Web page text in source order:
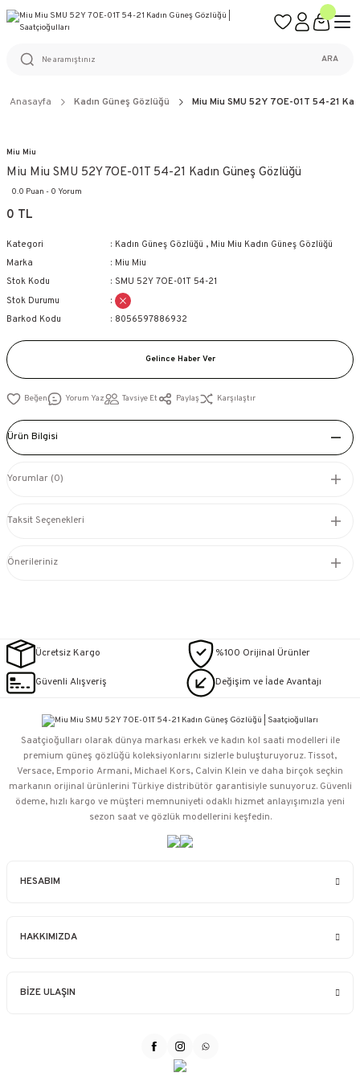
%100 ORİJİNAL ÜRÜN GARANTİSİ
ARA
Anasayfa Kadın Güneş Gözlüğü Miu Miu SMU 52Y 7OE-01T 54-21
Miu Miu
Miu Miu SMU 52Y 7OE-01T 54-21 Kadın Güneş Gözlüğü
0.0 Puan - 0 Yorum
0 TL
Kategori Kadın Güneş Gözlüğü , Miu Miu Kadın Güneş Gözlüğü
Marka
Miu Miu
Stok Kodu
SMU 52Y 7OE-01T 54-21
Stok Durumu
Barkod Kodu
8056597886932
Gelince Haber Ver
Yorum Yaz Tavsiye Et Paylaş Karşılaştır
Ürün Bilgisi
Yorumlar (0)
Taksit Seçenekleri
Önerileriniz
Ücretsiz Kargo %100 Orijinal Ürünler
Güvenli Alışveriş Değişim ve İade Avantajı
HESABIM
HAKKIMIZDA
BİZE ULAŞIN
Saatçioğulları⁠ olarak dünya markası erkek ve kadın kol saati modelleri ile
premium güneş gözlüğü koleksiyonlarını sizlerle buluşturuyoruz. Tissot,
Versace, Emporio Armani, Michael Kors, Calvin Klein ve daha birçok seçkin
markanın orijinal ürünlerini Türkiye distribütör garantisiyle sunuyoruz. Güvenli
ödeme, hızlı kargo ve müşteri memnuniyeti odaklı hizmet anlayışımızla yeni
sezon saat ve gözlük modellerini keşfedin.